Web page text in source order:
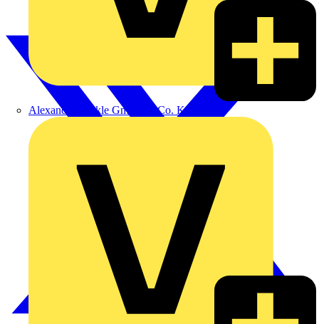
Alexander Bürkle GmbH & Co. KG